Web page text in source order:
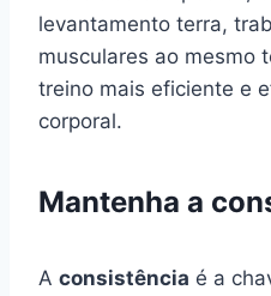
levantamento terra,
musculares ao mesmo
treino mais eficiente e
corporal.
Mantenha a
A consistência é a